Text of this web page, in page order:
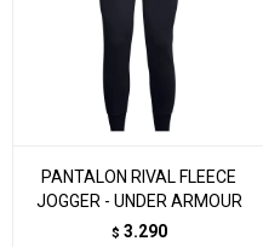
PANTALON RIVAL FLEECE
JOGGER - UNDER ARMOUR
$ 3.290